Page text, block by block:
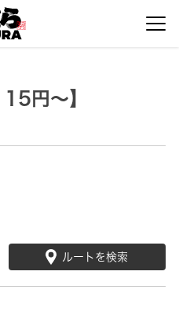
円～】
ルートを検索